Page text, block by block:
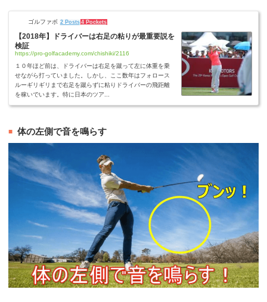
ゴルファボ 2 Posts 4 Pockets
【2018年】ドライバーは右足の粘りが最重要説を
検証
https://pro-golfacademy.com/chishiki/2116
１０年ほど前は、ドライバーは右足を蹴って左に体重を乗
せながら打っていました。しかし、ここ数年はフォロース
ルーギリギリまで右足を蹴らずに粘りドライバーの飛距離
を稼いでいます。特に日本のツア...
体の左側で音を鳴らす